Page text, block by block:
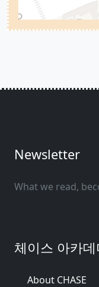
Newsletter
What we read,
체이스 아카데
About CHASE